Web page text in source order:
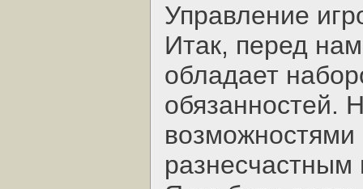
Управление
Итак, перед
обладает
обязанностей.
разнесчастным